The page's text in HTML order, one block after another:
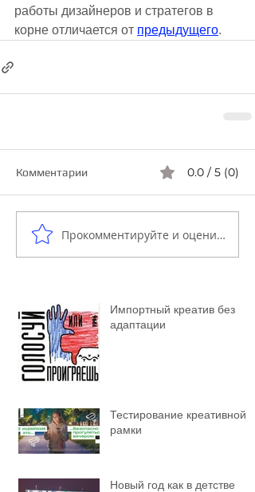
работы дизайнеров и стратегов в
корне отличается от предыдущего.
Комментарии 0.0 / 5 (0)
Прокомментируйте и оцените...
Импортный креатив без
адаптации
Тестирование креативной
рамки
Новый год как в детстве